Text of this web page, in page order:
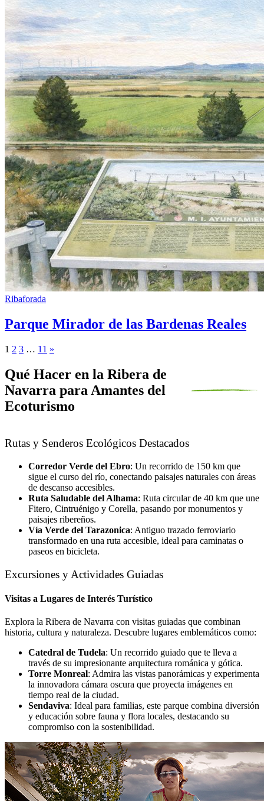
Ribaforada
Parque Mirador de las Bardenas Reales
1 2 3 … 11 »
Qué Hacer en la Ribera de
Navarra para Amantes del
Ecoturismo
Rutas y Senderos Ecológicos Destacados
Corredor Verde del Ebro: Un recorrido de 150 km que
sigue el curso del río, conectando paisajes naturales con áreas
de descanso accesibles.
Ruta Saludable del Alhama: Ruta circular de 40 km que une
Fitero, Cintruénigo y Corella, pasando por monumentos y
paisajes ribereños.
Vía Verde del Tarazonica: Antiguo trazado ferroviario
transformado en una ruta accesible, ideal para caminatas o
paseos en bicicleta.
Excursiones y Actividades Guiadas
Visitas a Lugares de Interés Turístico
Explora la Ribera de Navarra con visitas guiadas que combinan
historia, cultura y naturaleza. Descubre lugares emblemáticos como:
Catedral de Tudela: Un recorrido guiado que te lleva a
través de su impresionante arquitectura románica y gótica.
Torre Monreal: Admira las vistas panorámicas y experimenta
la innovadora cámara oscura que proyecta imágenes en
tiempo real de la ciudad.
Sendaviva: Ideal para familias, este parque combina diversión
y educación sobre fauna y flora locales, destacando su
compromiso con la sostenibilidad.